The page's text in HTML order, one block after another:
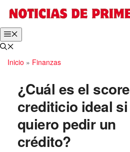
contenido
Inicio » Finanzas
¿Cuál es el score
crediticio ideal si
quiero pedir un
crédito?